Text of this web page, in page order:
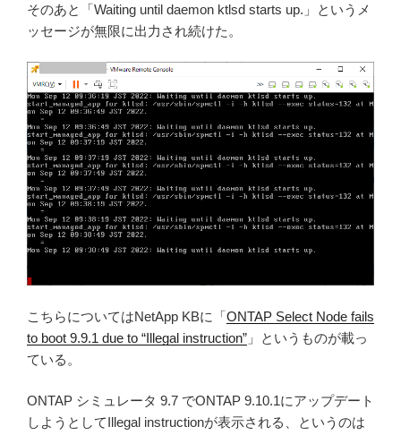
そのあと「Waiting until daemon ktlsd starts up.」というメ
ッセージが無限に出力され続けた。
こちらについてはNetApp KBに「ONTAP Select Node fails
to boot 9.9.1 due to “Illegal instruction” 」というものが載っ
ている。
ONTAP シミュレータ 9.7 でONTAP 9.10.1にアップデート
しようとしてIllegal instructionが表示される、というのは